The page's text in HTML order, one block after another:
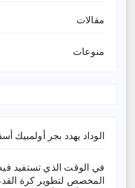
مقالات
منوعات
الوداد يهدد بجر أولمبيك
في الوقت الذي تستفيد
المخصص لتطوير كرة